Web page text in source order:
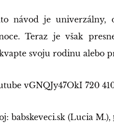
návod je
Teraz je však
svoju rodinu alebo
vGNQJy47OkI 720
babskeveci.sk (Lucia M.),